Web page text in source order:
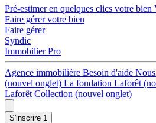
Pré-estimer en quelques clics votre bien
Faire gérer votre bien
Faire gérer
Syndic
Immobilier Pro
Agence immobilière Besoin d'aide
(nouvel onglet) La fondation Laforêt
Laforêt Collection (nouvel onglet)
S'inscrire 1